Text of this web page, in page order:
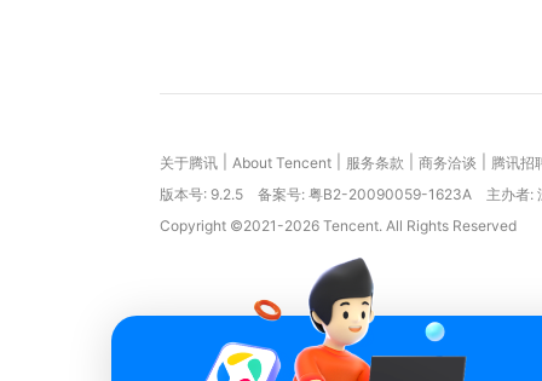
关于腾讯 About Tencent 服务条款 商务洽谈 腾讯招
版本号: 9.2.5 备案号: 粤B2-20090059-1623A
主办者:
Copyright ©2021-2026 Tencent. All Rights Reserved